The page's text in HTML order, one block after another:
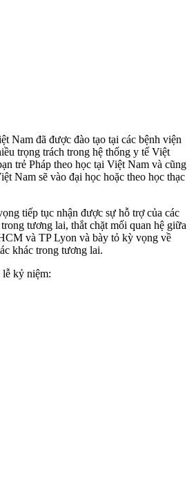
Nam đã được đào tạo tại các bệnh viện
trọng trách trong hệ thống y tế Việt
trẻ Pháp theo học tại Việt Nam và cũng
Nam sẽ vào đại học hoặc theo học thạc
tiếp tục nhận được sự hỗ trợ của các
tương lai, thắt chặt mối quan hệ giữa
và TP Lyon và bày tỏ kỳ vọng về
khác trong tương lai.
lễ kỷ niệm: